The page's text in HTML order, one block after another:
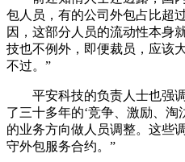
包人员，有的公司外包占比超
因，这部分人员的流动性本身
技也不例外，即便裁员，应该
不过。”
平安科技的负责人士也强调
了三十多年的‘竞争、激励、
的业务方向做人员调整。这些
守外包服务合约。”